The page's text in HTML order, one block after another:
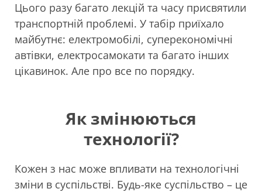
Цього разу багато лекцій та часу присвятили
транспортній проблемі. У табір приїхало
майбутнє: електромобілі, суперекономічні
автівки, електросамокати та багато інших
цікавинок. Але про все по порядку.
Як змінюються
технології?
Кожен з нас може впливати на технологічні
зміни в суспільстві. Будь-яке суспільство – це